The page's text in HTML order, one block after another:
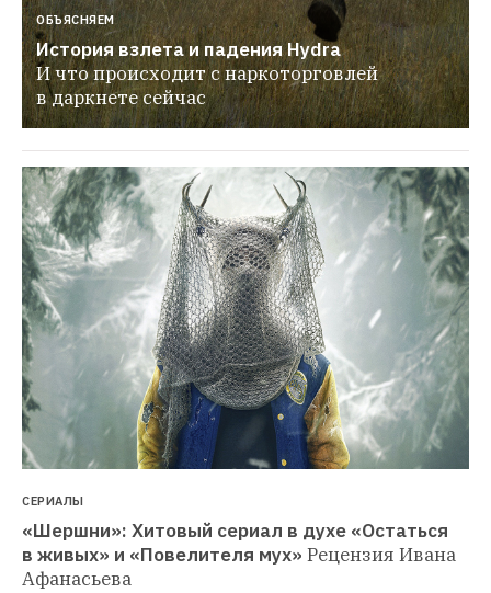
ОБЪЯСНЯЕМ
История взлета и падения Hydra
И что происходит с наркоторговлей
в даркнете сейчас
СЕРИАЛЫ
«Шершни»: Хитовый сериал в духе «Остаться
в живых» и «Повелителя мух» Рецензия Ивана
Афанасьева